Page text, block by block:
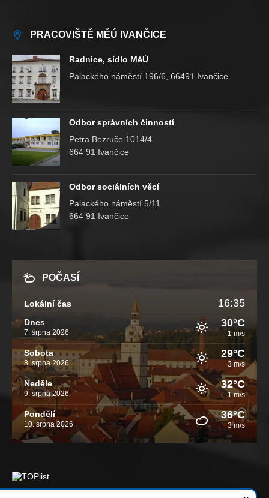
PRACOVIŠTĚ MĚÚ IVANČICE
Radnice, sídlo MěÚ
Palackého náměstí 196/6, 66491 Ivančice
Odbor správních činností
Petra Bezruče 1014/4
664 91 Ivančice
Odbor sociálních věcí
Palackého náměstí 5/11
664 91 Ivančice
POČASÍ
Lokální čas 16:35
Dnes
7. srpna 2026
30°C
1 m/s
Sobota
8. srpna 2026
29°C
3 m/s
Neděle
9. srpna 2026
32°C
1 m/s
Pondělí
10. srpna 2026
36°C
3 m/s